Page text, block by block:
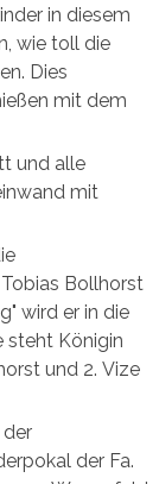
in diesem
wie toll die
Dies
mit dem
und alle
mit
Bollhorst
wird er in die
steht Königin
und 2. Vize
der Fa.